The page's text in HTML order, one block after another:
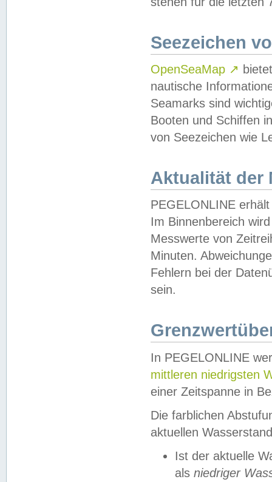
Seezeichen
OpenSeaMap ↗
nautische
Seamarks sind
Booten und Schiffen
von Seezeichen wie
Aktualität der
PEGELONLINE
Im Binnenbereich
Messwerte von
Minuten.
Fehlern bei der
sein.
In PEGELONLINE
mittleren niedrigsten
einer Zeitspanne in
Die farblichen
aktuellen
Ist der aktuelle
als niedriger